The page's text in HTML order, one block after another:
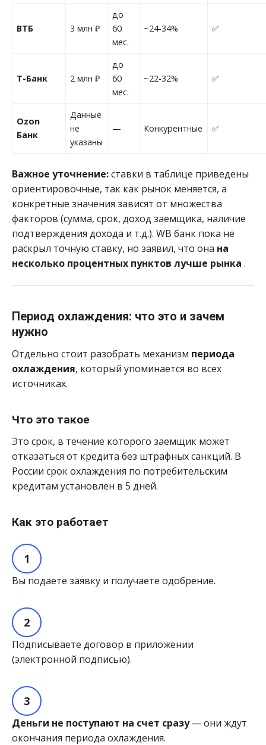
ВТБ 3 млн ₽
до
60
мес.
~24-34% ✅
Т-Банк 2 млн ₽
до
60
мес.
~22-32% ✅
Ozon
Банк
Данные
не
указаны
— Конкурентные ✅
Важное уточнение:ставки в таблице приведены
ориентировочные, так как рынок меняется, а
конкретные значения зависят от множества
факторов (сумма, срок, доход заемщика, наличие
подтверждения дохода и т.д.). WB банк пока не
раскрыл точную ставку, но заявил, что она на
несколько процентных пунктов лучше рынка .
Период охлаждения: что это и зачем
нужно
Отдельно стоит разобрать механизм периода
охлаждения, который упоминается во всех
источниках.
Что это такое
Это срок, в течение которого заемщик может
отказаться от кредита без штрафных санкций. В
России срок охлаждения по потребительским
кредитам установлен в 5 дней.
Как это работает
Вы подаете заявку и получаете одобрение.
Подписываете договор в приложении
(электронной подписью).
Деньги не поступают на счет сразу— они ждут
окончания периода охлаждения.